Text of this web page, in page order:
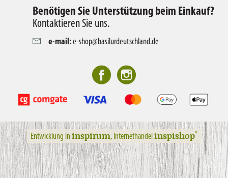
Benötigen Sie Unterstützung beim Einkauf?
Kontaktieren Sie uns.
e-mail:e-shop@basilurdeutschland.de
Entwicklung in inspirum, Internethandel inspishop®